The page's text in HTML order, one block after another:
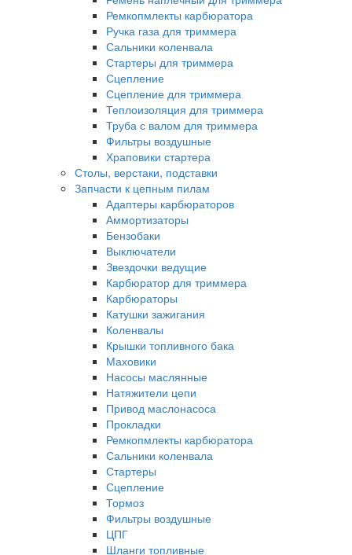
Ремкопмлекты карбюратора
Ручка газа для триммера
Сальники коленвала
Стартеры для триммера
Сцепление
Сцепление для триммера
Теплоизоляция для триммера
Труба с валом для триммера
Фильтры воздушные
Храповики стартера
Столы, верстаки, подставки
Запчасти к цепным пилам
Адаптеры карбюраторов
Аммортизаторы
Бензобаки
Выключатели
Звездочки ведущие
Карбюратор для триммера
Карбюраторы
Катушки зажигания
Коленвалы
Крышки топливного бака
Маховики
Насосы маслянные
Натяжители цепи
Привод маслонасоса
Прокладки
Ремкопмлекты карбюратора
Сальники коленвала
Стартеры
Сцепление
Тормоз
Фильтры воздушные
ЦПГ
Шланги топливные